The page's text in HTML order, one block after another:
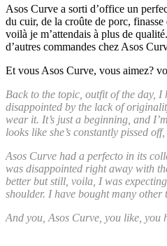
Asos Curve a sorti d’office un
du cuir, de la croûte de porc,
voilà je m’attendais à plus de
d’autres commandes chez Asos
Et vous Asos Curve, vous aimez?
Back to the topic, outfit of the day, I
disappointed by the lack of
wear it. It’s just a beginning, and
looks like she’s constantly pissed
Asos Curve had a perfecto in its
was disappointed right away with
better but still, voila, I was
shoulder. I have bought many
And you, Asos Curve, you like, you